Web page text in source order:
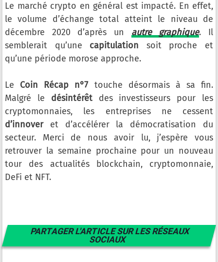
Le marché crypto en général est impacté. En effet,
le volume d’échange total atteint le niveau de
décembre 2020 d’après un autre graphique. Il
semblerait qu’une capitulation soit proche et
qu’une période morose approche.
Le Coin Récap n°7 touche désormais à sa fin.
Malgré le désintérêtdes investisseurs pour les
cryptomonnaies, les entreprises ne cessent
d’innoveret d’accélérer la démocratisation du
secteur. Merci de nous avoir lu, j’espère vous
retrouver la semaine prochaine pour un nouveau
tour des actualités blockchain, cryptomonnaie,
DeFi et NFT.
PARTAGER L'ARTICLE SUR LES RÉSEAUX
SOCIAUX